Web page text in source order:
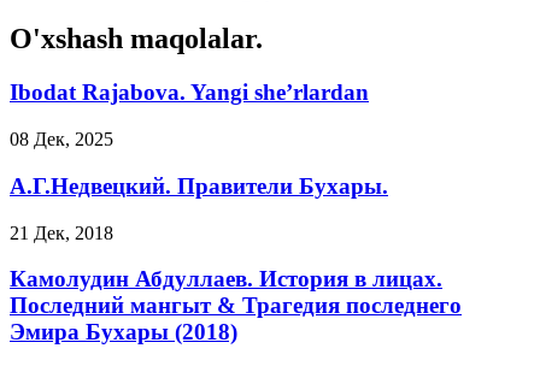
O'xshash maqolalar.
Ibodat Rajabova. Yangi she’rlardan
08 Дек, 2025
А.Г.Недвецкий. Правители Бухары.
21 Дек, 2018
Камолудин Абдуллаев. История в лицах.
Последний мангыт & Трагедия последнего
Эмира Бухары (2018)